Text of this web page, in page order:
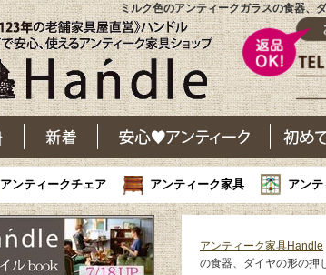
ミルク色のアンティークガラスの食器、
アンティークチェア アンティーク家具 アン
アンティーク家具Handle
の食器、ダイヤの形の押